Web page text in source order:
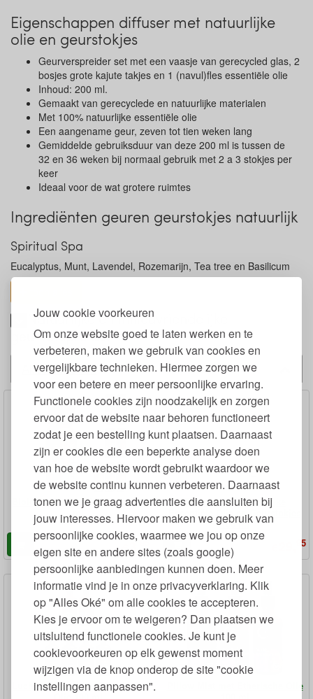
Jouw cookie voorkeuren
Om onze website goed te laten werken en te
verbeteren, maken we gebruik van cookies en
vergelijkbare technieken. Hiermee zorgen we
voor een betere en meer persoonlijke ervaring.
Functionele cookies zijn noodzakelijk en zorgen
ervoor dat de website naar behoren functioneert
zodat je een bestelling kunt plaatsen. Daarnaast
zijn er cookies die een beperkte analyse doen
van hoe de website wordt gebruikt waardoor we
de website continu kunnen verbeteren. Daarnaast
tonen we je graag advertenties die aansluiten bij
jouw interesses. Hiervoor maken we gebruik van
persoonlijke cookies, waarmee we jou op onze
eigen site en andere sites (zoals google)
persoonlijke aanbiedingen kunnen doen. Meer
informatie vind je in onze privacyverklaring. Klik
op "Alles Oké" om alle cookies te accepteren.
Kies je ervoor om te weigeren? Dan plaatsen we
uitsluitend functionele cookies. Je kunt je
cookievoorkeuren op elk gewenst moment
wijzigen via de knop onderop de site "cookie
instellingen aanpassen".
Eigenschappen diffuser met natuurlijke
olie en geurstokjes
Geurverspreider set met een vaasje van gerecycled glas, 2
bosjes grote kajute takjes en 1 (navul)fles essentiële olie
Inhoud: 200 ml.
Gemaakt van gerecyclede en natuurlijke materialen
Met 100% natuurlijke essentiële olie
Een aangename geur, zeven tot tien weken lang
Gemiddelde gebruiksduur van deze 200 ml is tussen de
32 en 36 weken bij normaal gebruik met 2 a 3 stokjes per
keer
Ideaal voor de wat grotere ruimtes
Ingrediënten geuren geurstokjes natuurlijk
Spiritual Spa
Eucalyptus, Munt, Lavendel, Rozemarijn, Tea tree en Basilicum
Natuurlijke en milieuvriendelijke
geurverspreider
Alternatieven
Biologische Etherische Olie 10
ml
€3,95
Diffuser met Natuurlijke
Essentiële Olie en Geurstokjes
100 ml
95
Luchtverfrisser met Etherische
Pillow Mist met Etherische Olie